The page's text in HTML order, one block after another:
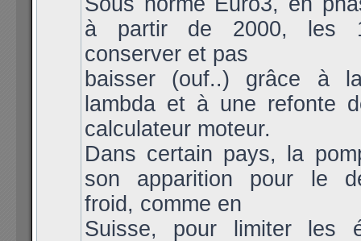
à partir de 2000, les
conserver et pas
baisser (ouf..) grâce à
lambda et à une refonte
calculateur moteur.
Dans certain pays, la
son apparition pour le
froid, comme en
Suisse, pour limiter les